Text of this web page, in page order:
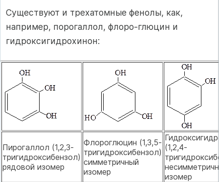
Существуют и трехатомные фенолы, как,
например, порогаллол, флоро-глюцин и
гидроксигидрохинон:
Пирогаллол (1,2,3-
тригидроксибензол)
рядовой изомер
Флороглюцин (1,3,5-
тригидроксибензол)
симметричный
изомер
(1,2,4-
изомер